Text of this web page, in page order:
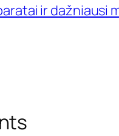
ir dažniausi